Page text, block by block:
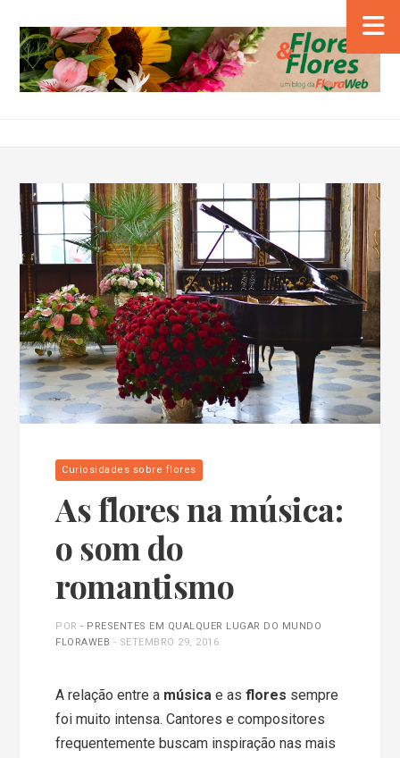
Curiosidades sobre flores
As flores na música:
o som do
romantismo
POR- PRESENTES EM QUALQUER LUGAR DO MUNDO
FLORAWEB - SETEMBRO 29, 2016
A relação entre a música e asflores sempre
foi muito intensa. Cantores e compositores
frequentemente buscam inspiração nas mais